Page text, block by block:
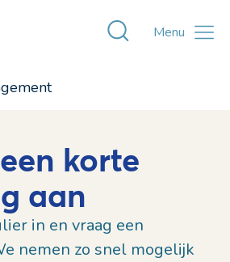
Toggle
Menu
korte
aan
in en vraag een
nemen zo snel mogelijk